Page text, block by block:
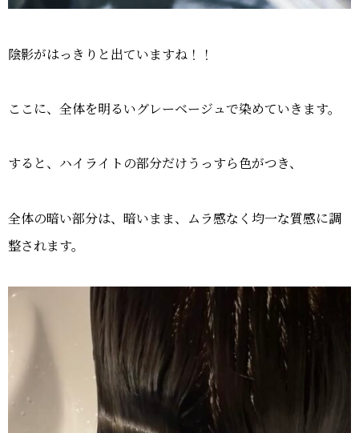
陰影がはっきりと出ていますね！！
ここに、全体を明るいグレーベージュで染めていきます。
すると、ハイライトの部分だけうっすら色がつき、
全体の暗い部分は、暗いまま、ムラ感なく均一な質感に調
整されます。